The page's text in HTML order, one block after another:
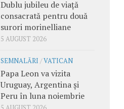
Dublu jubileu de viață
consacrată pentru două
surori morinelliane
5 AUGUST 2026
SEMNALĂRI /VATICAN
Papa Leon va vizita
Uruguay, Argentina și
Peru în luna noiembrie